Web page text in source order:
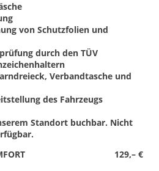
von Schutzfolien und
durch den TÜV
Verbandtasche und
des Fahrzeugs
Standort buchbar. Nicht
129,– €